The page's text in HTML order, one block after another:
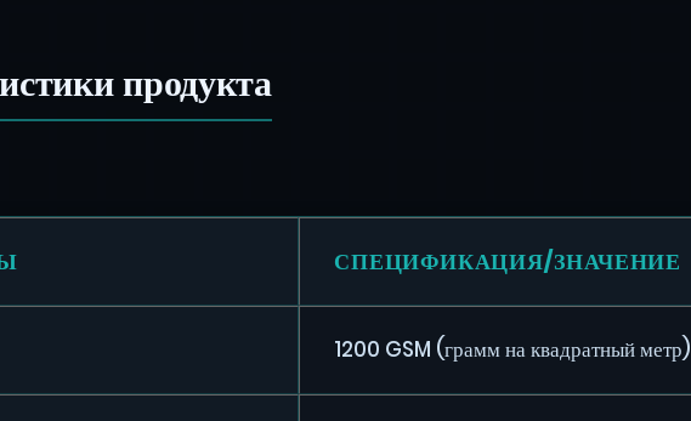
продукта
СПЕЦИФИКАЦИЯ/ЗНАЧЕНИЕ
1200 GSM (грамм на квадратный метр)